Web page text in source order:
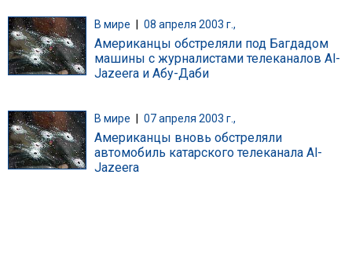
В мире 08 апреля 2003 г.,
Американцы обстреляли под Багдадом
машины с журналистами телеканалов Al-
Jazeera и Абу-Даби
В мире | 07 апреля 2003 г.,
Американцы вновь обстреляли
автомобиль катарского телеканала Al-
Jazeera